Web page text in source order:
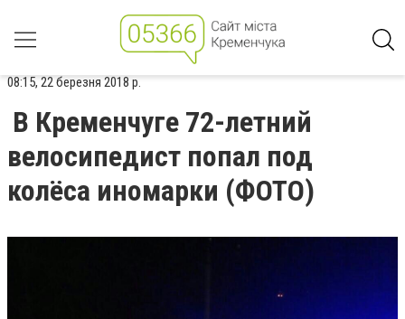
08:15, 22 березня 2018 р.
В Кременчуге 72-летний
велосипедист попал под
колёса иномарки (ФОТО)